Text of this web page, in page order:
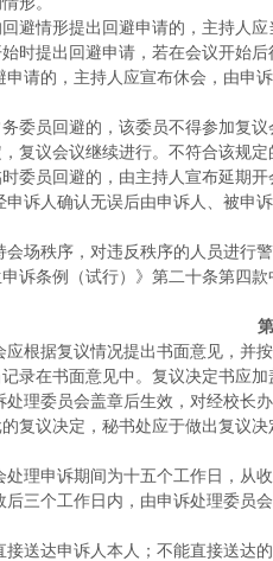
避情形提出回避申请的，主持人应
时提出回避申请，若在会议开始
申请的，主持人应宣布休会，由申
委员回避的，该委员不得参加复
复议会议继续进行。不符合该规
委员回避的，由主持人宣布延期
申诉人确认无误后由申诉人、被申
会场秩序，对违反秩序的人员进行
申诉条例（试行）》第二十条第四
应根据复议情况提出书面意见，并
录在书面意见中。复议决定书应
处理委员会盖章后生效，对经校长
复议决定，秘书处应于做出复议
处理申诉期间为十五个工作日，从
后三个工作日内，由申诉处理委员
接送达申诉人本人；不能直接送达